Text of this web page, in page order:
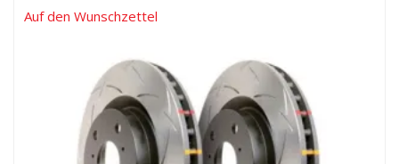
Auf den Wunschzettel